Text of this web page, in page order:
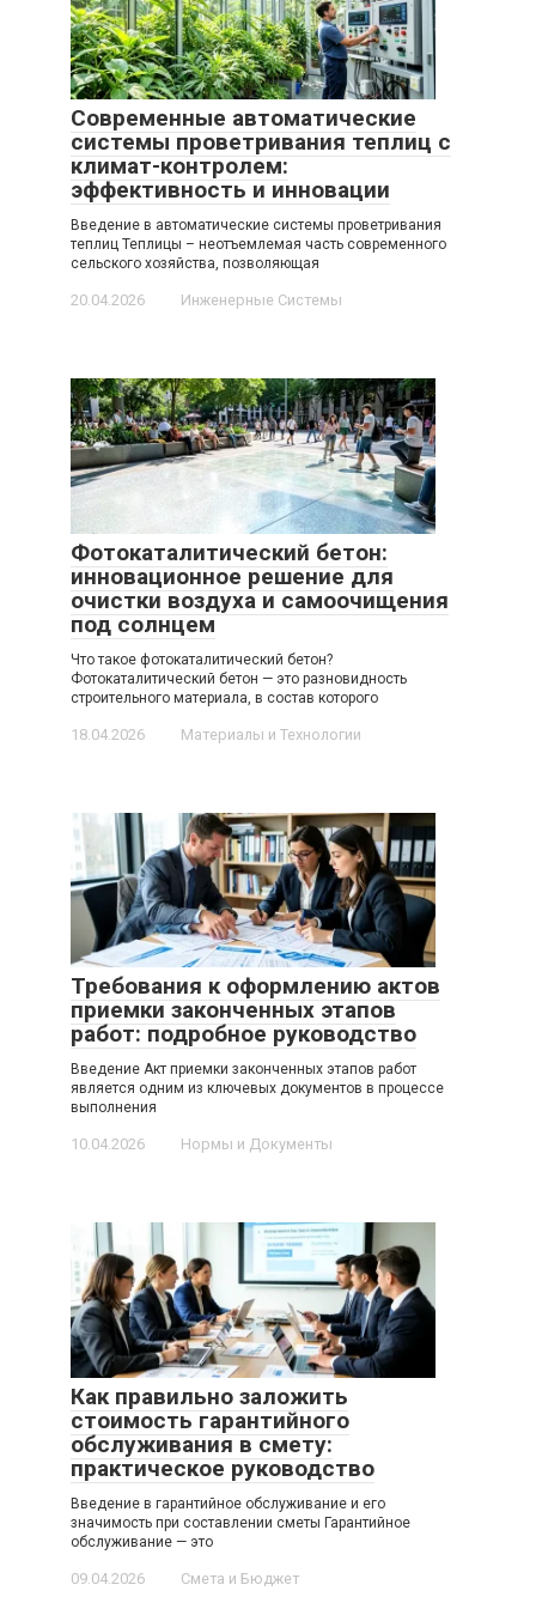
Современные автоматические
системы проветривания теплиц с
климат-контролем:
эффективность и инновации
Введение в автоматические системы проветривания
теплиц Теплицы – неотъемлемая часть современного
сельского хозяйства, позволяющая
20.04.2026 Инженерные Системы
Фотокаталитический бетон:
инновационное решение для
очистки воздуха и самоочищения
под солнцем
Что такое фотокаталитический бетон?
Фотокаталитический бетон — это разновидность
строительного материала, в состав которого
18.04.2026 Материалы и Технологии
Требования к оформлению актов
приемки законченных этапов
работ: подробное руководство
Введение Акт приемки законченных этапов работ
является одним из ключевых документов в процессе
выполнения
10.04.2026 Нормы и Документы
Как правильно заложить
стоимость гарантийного
обслуживания в смету:
практическое руководство
Введение в гарантийное обслуживание и его
значимость при составлении сметы Гарантийное
обслуживание — это
09.04.2026 Смета и Бюджет